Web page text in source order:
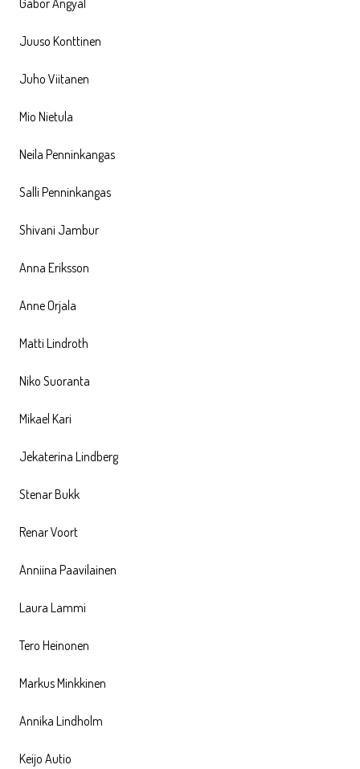
Gabor Angyal
Juuso Konttinen
Juho Viitanen
Mio Nietula
Neila Penninkangas
Salli Penninkangas
Shivani Jambur
Anna Eriksson
Anne Orjala
Matti Lindroth
Niko Suoranta
Mikael Kari
Jekaterina Lindberg
Stenar Bukk
Renar Voort
Anniina Paavilainen
Laura Lammi
Tero Heinonen
Markus Minkkinen
Annika Lindholm
Keijo Autio